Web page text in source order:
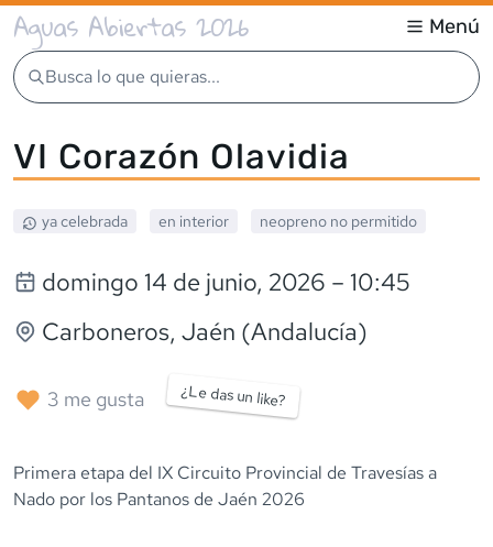
Aguas Abiertas 2026 Menú
Busca lo que quieras...
VI Corazón Olavidia
ya celebrada en interior neopreno no permitido
domingo 14 de junio, 2026 – 10:45
Carboneros, Jaén (Andalucía)
3 me gusta ¿Le das un like?
Primera etapa del IX Circuito Provincial de Travesías a
Nado por los Pantanos de Jaén 2026